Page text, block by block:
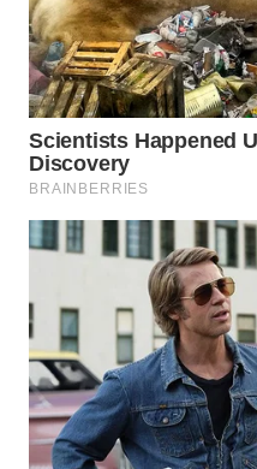
KARAWANG
WN
BEKASI
WN
BOGOR
WN
WN
TAPANULI
UTARA
WN